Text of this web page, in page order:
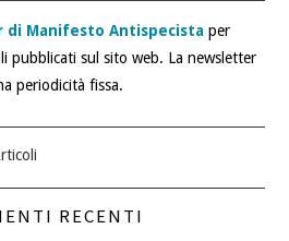
Manifesto Antispecista per
pubblicati sul sito web. La newsletter
periodicità fissa.
RECENTI